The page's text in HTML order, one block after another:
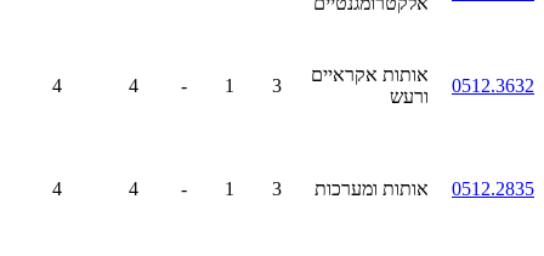
0512.3632
אותות אקראיים
ורעש
3
1
-
4
4
0512.2835 אותות ומערכות 3
1
-
4
4